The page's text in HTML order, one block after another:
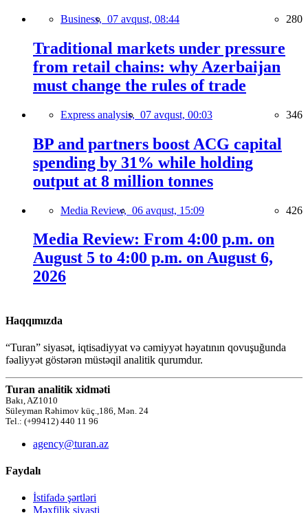
Business, 07 avqust, 08:44 280
Traditional markets under pressure
from retail chains: why Azerbaijan
must change the rules of trade
Express analysis, 07 avqust, 00:03 346
BP and partners boost ACG capital
spending by 31% while holding
output at 8 million tonnes
Media Review, 06 avqust, 15:09 426
Media Review: From 4:00 p.m. on
August 5 to 4:00 p.m. on August 6,
2026
Haqqımızda
“Turan” siyasət, iqtisadiyyat və cəmiyyət həyatının qovuşuğunda
fəaliyyət göstərən müstəqil analitik qurumdur.
Turan analitik xidməti
Bakı, AZ1010
Süleyman Rəhimov küç.,186, Mən. 24
Tel.: (+99412) 440 11 96
agency@turan.az
Faydalı
İstifadə şərtləri
Məxfilik siyasti